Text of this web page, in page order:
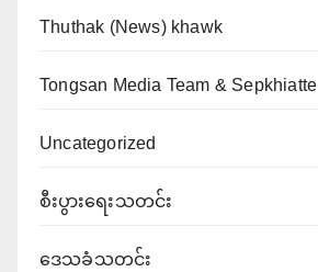
Thuthak (News) khawk
Tongsan Media Team & Sepkhiatte
Uncategorized
စီးပွားရေးသတင်း
ဒေသခံသတင်း